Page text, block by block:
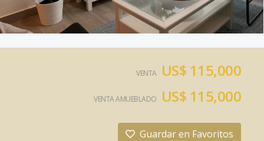
VENTA US$ 115,000
VENTA AMUEBLADO US$ 115,000
Guardar en Favoritos